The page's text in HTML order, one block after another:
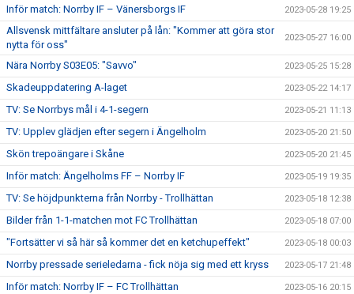
Inför match: Norrby IF – Vänersborgs IF 2023-05-28 19:25
Allsvensk mittfältare ansluter på lån: "Kommer att göra stor
nytta för oss"
2023-05-27 16:00
Nära Norrby S03E05: "Savvo" 2023-05-25 15:28
Skadeuppdatering A-laget 2023-05-22 14:17
TV: Se Norrbys mål i 4-1-segern 2023-05-21 11:13
TV: Upplev glädjen efter segern i Ängelholm 2023-05-20 21:50
Skön trepoängare i Skåne 2023-05-20 21:45
Inför match: Ängelholms FF – Norrby IF 2023-05-19 19:35
TV: Se höjdpunkterna från Norrby - Trollhättan 2023-05-18 12:38
Bilder från 1-1-matchen mot FC Trollhättan 2023-05-18 07:00
"Fortsätter vi så här så kommer det en ketchupeffekt" 2023-05-18 00:03
Norrby pressade serieledarna - fick nöja sig med ett kryss 2023-05-17 21:48
Inför match: Norrby IF – FC Trollhättan 2023-05-16 20:15